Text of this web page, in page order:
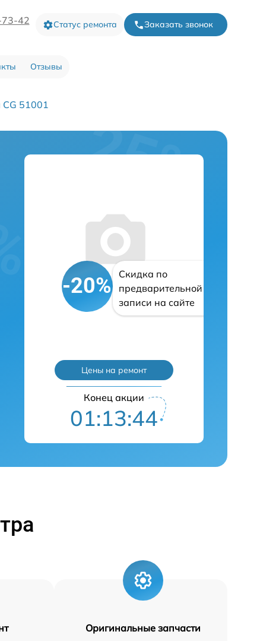
73-42 Статус ремонта Заказать звонок
Отзывы
51001
-20%
Скидка по
предварительной
записи на сайте
Цены на ремонт
Конец акции
01:13:43
Оригинальные запчасти